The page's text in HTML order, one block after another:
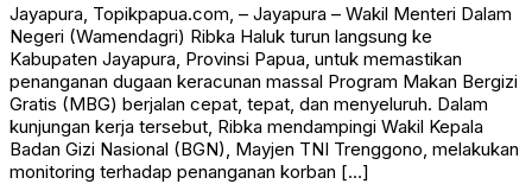
Jayapura, Topikpapua.com, – Jayapura – Wakil Menteri Dalam
Negeri (Wamendagri) Ribka Haluk turun langsung ke
Kabupaten Jayapura, Provinsi Papua, untuk memastikan
penanganan dugaan keracunan massal Program Makan Bergizi
Gratis (MBG) berjalan cepat, tepat, dan menyeluruh. Dalam
kunjungan kerja tersebut, Ribka mendampingi Wakil Kepala
Badan Gizi Nasional (BGN), Mayjen TNI Trenggono, melakukan
monitoring terhadap penanganan korban […]